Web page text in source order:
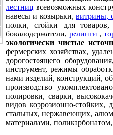
лестниц всевозможных
навесы и козырьки,витрины,
полки, стойки для
бокалодержатели, релинги ,
экологически чистые
фермерских хозяйствах,
дорогостоящего
инструмент, режимы
нами изделий, конструкций,
производство
полировки, сварки,
видов коррозионно-стойких,
стальных, нержавеющих,
материалами,